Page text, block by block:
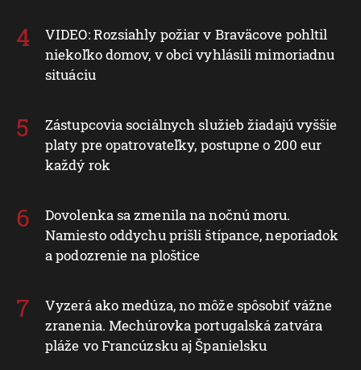
VIDEO: Rozsiahly požiar v Braväcove pohltil
niekoľko domov, v obci vyhlásili mimoriadnu
situáciu
Zástupcovia sociálnych služieb žiadajú vyššie
platy pre opatrovateľky, postupne o 200 eur
každý rok
Dovolenka sa zmenila na nočnú moru.
Namiesto oddychu prišli štípance, neporiadok
a podozrenie na ploštice
Vyzerá ako medúza, no môže spôsobiť vážne
zranenia. Mechúrovka portugalská zatvára
pláže vo Francúzsku aj Španielsku